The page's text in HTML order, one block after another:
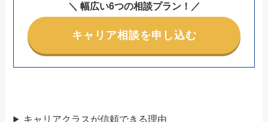
＼ 幅広い6つの相談プラン！／
キャリア相談を申し込む
キャリアクラスが信頼できる理由